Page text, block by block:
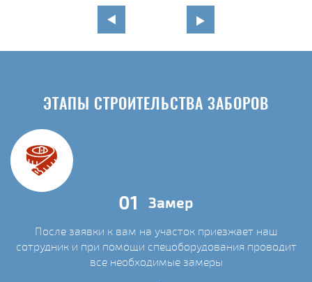
ЭТАПЫ СТРОИТЕЛЬСТВА ЗАБОРОВ
01 Замер
После заявки к вам на участок приезжает наш
сотрудник и при помощи спецоборудования проводит
все необходимые замеры